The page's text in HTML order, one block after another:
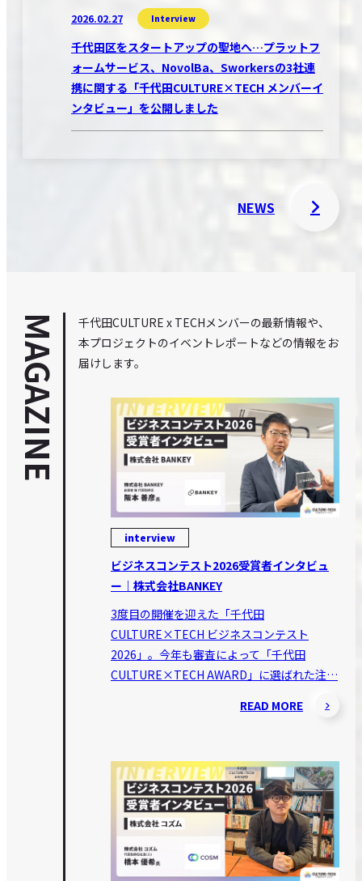
2026.02.27 Interview
千代田区をスタートアップの聖地へ…プラットフ
ォームサービス、NovolBa、Sworkersの3社連
携に関する「千代田CULTURE×TECH メンバーイ
ンタビュー」を公開しました
NEWS
MAGAZINE
千代田CULTURE x TECHメンバーの最新情報や、
本プロジェクトのイベントレポートなどの情報をお
届けします。
interview
ビジネスコンテスト2026受賞者インタビュ
ー｜株式会社BANKEY
3度目の開催を迎えた「千代田
CULTURE×TECH ビジネスコンテスト
2026」。今年も審査によって「千代田
CULTURE×TECH AWARD」に選ばれた注…
READ MORE